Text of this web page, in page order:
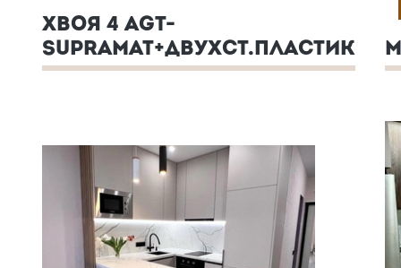
ХВОЯ 4 AGT-
SUPRAMAT+ДВУХСТ.ПЛАСТИК